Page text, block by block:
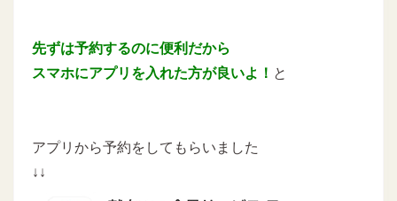
先ずは予約するのに便利だから
スマホにアプリを入れた方が良いよ！ と
アプリから予約をしてもらいました
↓↓